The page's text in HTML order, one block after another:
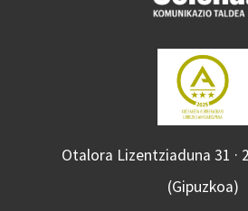
Otalora Lizentziaduna 31 ·
(Gipuzkoa)